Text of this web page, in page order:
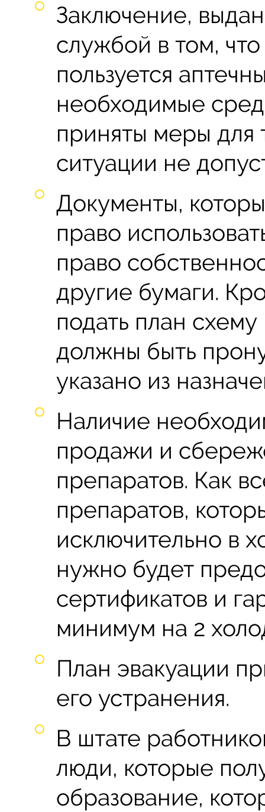
Заключение,
службой в том,
пользуется
необходимые
приняты меры для
ситуации не
Документы,
право
право
другие бумаги.
подать план
должны быть
указано из
Наличие
продажи и
препаратов. Как
препаратов,
исключительно в
нужно будет
сертификатов и
минимум на 2
План эвакуации
его устранения.
В штате
люди, которые
образование,